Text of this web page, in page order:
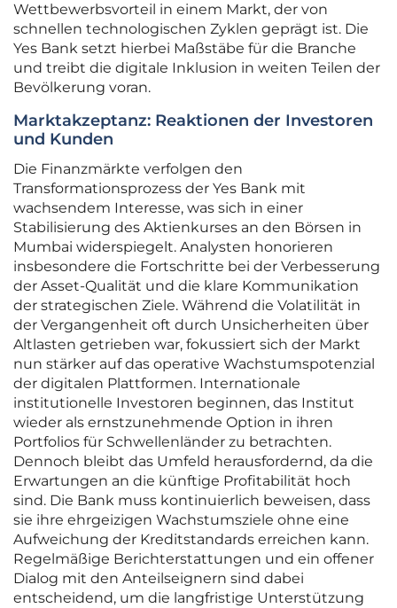
Wettbewerbsvorteil in einem Markt, der von
schnellen technologischen Zyklen geprägt ist. Die
Yes Bank setzt hierbei Maßstäbe für die Branche
und treibt die digitale Inklusion in weiten Teilen der
Bevölkerung voran.
Marktakzeptanz: Reaktionen der Investoren
und Kunden
Die Finanzmärkte verfolgen den
Transformationsprozess der Yes Bank mit
wachsendem Interesse, was sich in einer
Stabilisierung des Aktienkurses an den Börsen in
Mumbai widerspiegelt. Analysten honorieren
insbesondere die Fortschritte bei der Verbesserung
der Asset-Qualität und die klare Kommunikation
der strategischen Ziele. Während die Volatilität in
der Vergangenheit oft durch Unsicherheiten über
Altlasten getrieben war, fokussiert sich der Markt
nun stärker auf das operative Wachstumspotenzial
der digitalen Plattformen. Internationale
institutionelle Investoren beginnen, das Institut
wieder als ernstzunehmende Option in ihren
Portfolios für Schwellenländer zu betrachten.
Dennoch bleibt das Umfeld herausfordernd, da die
Erwartungen an die künftige Profitabilität hoch
sind. Die Bank muss kontinuierlich beweisen, dass
sie ihre ehrgeizigen Wachstumsziele ohne eine
Aufweichung der Kreditstandards erreichen kann.
Regelmäßige Berichterstattungen und ein offener
Dialog mit den Anteilseignern sind dabei
entscheidend, um die langfristige Unterstützung